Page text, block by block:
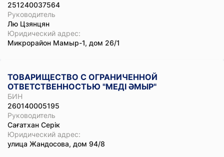
251240037564
Руководитель
Лю Цзянцян
Юридический адрес:
Микрорайон Мамыр-1, дом 26/1
ТОВАРИЩЕСТВО С ОГРАНИЧЕННОЙ
ОТВЕТСТВЕННОСТЬЮ "МЕДІ ӘМЫР"
БИН
260140005195
Руководитель
Сағатхан Серік
Юридический адрес:
улица Жандосова, дом 94/8